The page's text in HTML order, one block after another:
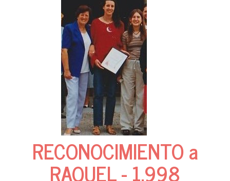
RECONOCIMIENTO a
RAQUEL - 1.998